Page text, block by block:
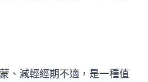
、減輕經期不適，是一種值